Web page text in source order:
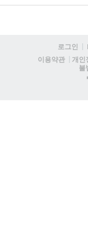
로그인
이용약관
개인
불